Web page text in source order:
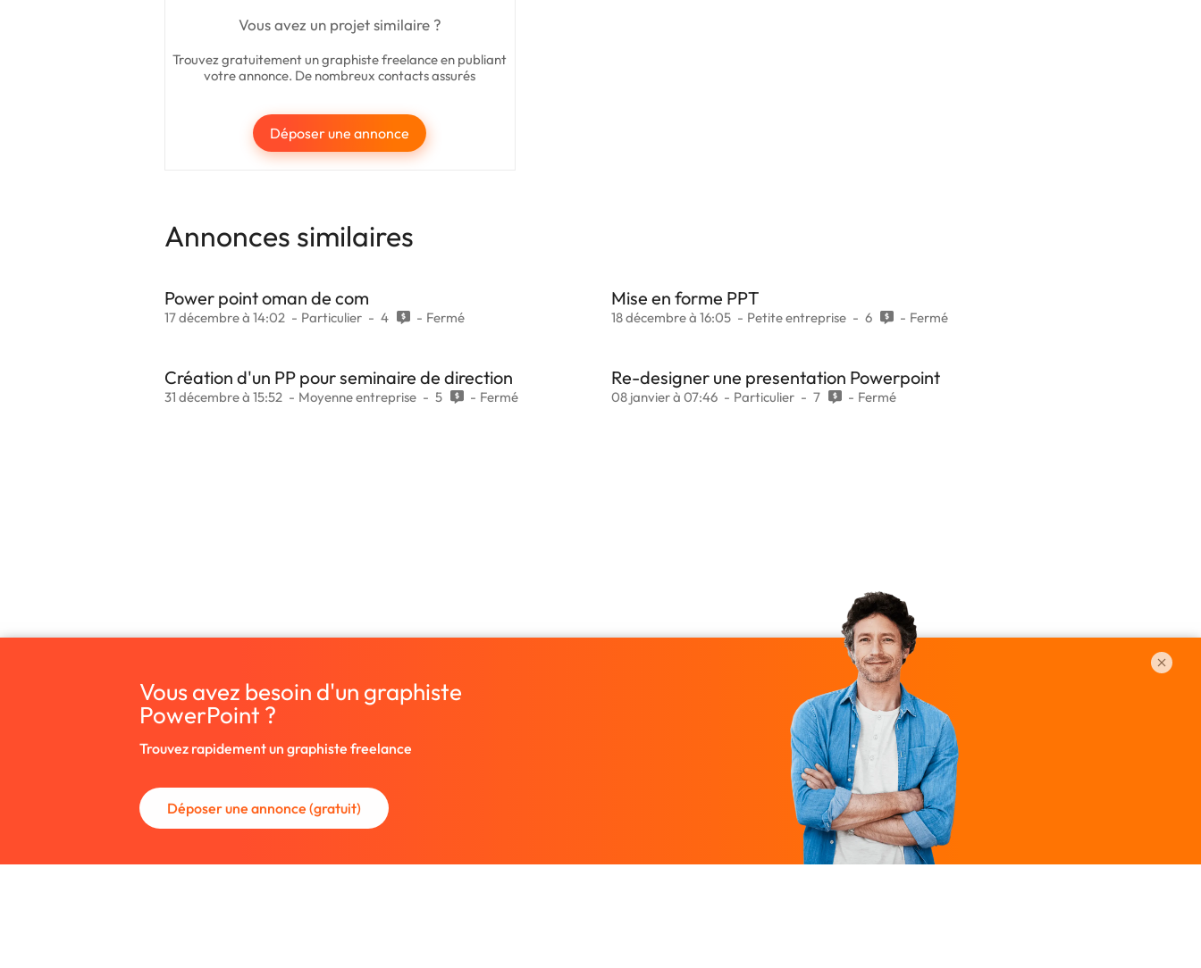
Vous avez un projet similaire ?
Trouvez gratuitement un graphiste freelance en publiant
votre annonce. De nombreux contacts assurés
Déposer une annonce
Annonces similaires
Power point oman de com
17 décembre à 14:02 Particulier 4 Fermé
Mise en forme PPT
18 décembre à 16:05 Petite entreprise 6 Fermé
Création d'un PP pour seminaire de direction
31 décembre à 15:52 Moyenne entreprise 5 Fermé
Re-designer une presentation Powerpoint
08 janvier à 07:46 Particulier 7 Fermé
Vous avez besoin d'un graphiste
PowerPoint ?
Trouvez rapidement un graphiste freelance
Déposer une annonce (gratuit)